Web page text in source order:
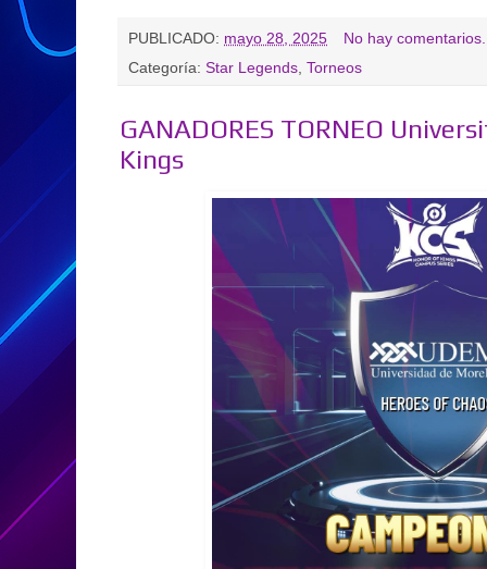
PUBLICADO: mayo 28, 2025
No hay
Categoría: Star Legends Torneos
GANADORES TORNEO
Kings